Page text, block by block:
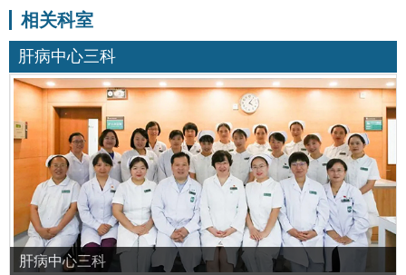
相关科室
肝病中心三科
肝病中心三科